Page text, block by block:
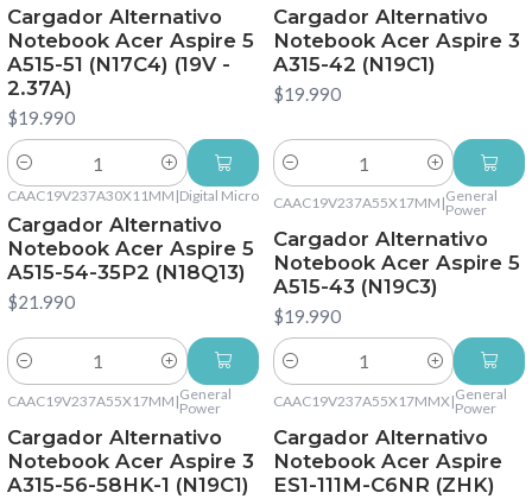
Cargador Alternativo
Notebook Acer Aspire 5
A515-51 (N17C4) (19V -
2.37A)
$19.990
Cantidad
Cargador Alternativo
Notebook Acer Aspire 3
A315-42 (N19C1)
$19.990
Cantidad
CAAC19V237A30X11MM |Digital Micro
Cargador Alternativo
Notebook Acer Aspire 5
A515-54-35P2 (N18Q13)
$21.990
Cantidad
CAAC19V237A55X17MM |General
Power
Cargador Alternativo
Notebook Acer Aspire 5
A515-43 (N19C3)
$19.990
Cantidad
CAAC19V237A55X17MM |General
Power
Cargador Alternativo
Notebook Acer Aspire 3
A315-56-58HK-1 (N19C1)
CAAC19V237A55X17MMX |General
Power
Cargador Alternativo
Notebook Acer Aspire
ES1-111M-C6NR (ZHK)